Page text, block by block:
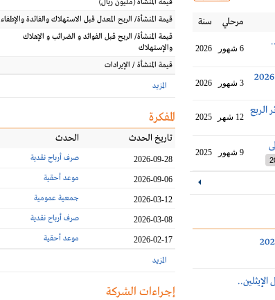
مرحلي سنة
أرباح ينساب 270 مليون ريال بنهاية النصف الأول 2026..
6 شهور 2026
3 شهور 2026
2025.. وخسائر الربع
12 شهر 2025
9 شهور 2025
قيمة المنشاة(مليون ريال)
قيمة المنشأة/ الربح المعدل قبل الاستهلاك والفائدة والإطفاء
قيمة المنشأة/ الربح قبل الفوائد و الضرائب و الإهلاك
والإستهلاك
قيمة المنشأة / الإيرادات
المزيد
المفكرة
تاريخ الحدث الحدث
2026-09-28 صرف أرباح نقدية
2026-09-06 موعد أحقية
2026-03-12 جمعية عمومية
2026-03-08 صرف أرباح نقدية
2026-02-17 موعد أحقية
المزيد
إجراءات الشركة